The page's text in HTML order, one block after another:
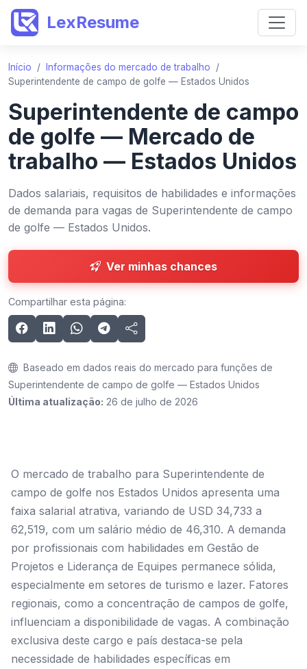
LexResume
Início / Informações do mercado de trabalho
/
Superintendente de campo de golfe — Estados Unidos
Superintendente de campo
de golfe — Mercado de
trabalho — Estados Unidos
Dados salariais, requisitos de habilidades e informações
de demanda para vagas de Superintendente de campo
de golfe — Estados Unidos.
Ver minhas chances
Compartilhar esta página:
Baseado em dados reais do mercado para funções de
Superintendente de campo de golfe — Estados Unidos
Última atualização: 26 de julho de 2026
O mercado de trabalho para Superintendente de
campo de golfe nos Estados Unidos apresenta uma
faixa salarial atrativa, variando de USD 34,733 a
62,519, com um salário médio de 46,310. A demanda
por profissionais com habilidades em Gestão de
Projetos e Liderança de Equipes permanece sólida,
especialmente em setores de turismo e lazer. Fatores
regionais, como a concentração de campos de golfe,
influenciam a disponibilidade de vagas. A combinação
exclusiva deste cargo e país destaca-se pela
necessidade de habilidades específicas em